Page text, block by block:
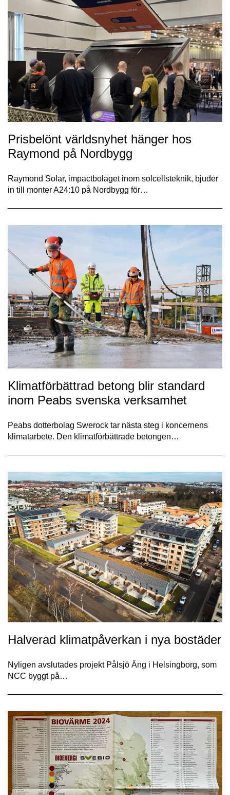
Prisbelönt världsnyhet hänger hos
Raymond på Nordbygg
Raymond Solar, impactbolaget inom solcellsteknik, bjuder
in till monter A24:10 på Nordbygg för…
Klimatförbättrad betong blir standard
inom Peabs svenska verksamhet
Peabs dotterbolag Swerock tar nästa steg i koncernens
klimatarbete. Den klimatförbättrade betongen…
Halverad klimatpåverkan i nya bostäder
Nyligen avslutades projekt Pålsjö Äng i Helsingborg, som
NCC byggt på…